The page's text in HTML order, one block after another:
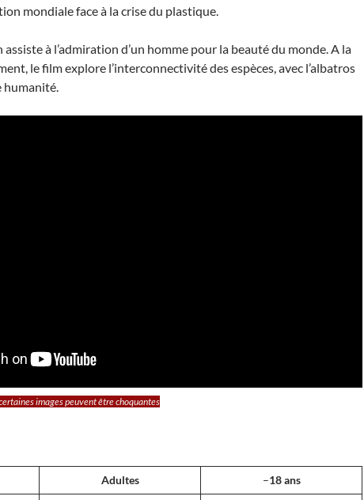
mondiale face à la crise du plastique.
à l’admiration d’un homme pour la beauté du monde. A la
le film explore l’interconnectivité des espèces, avec l’albatros
humanité.
images peuvent être choquantes
Adultes –18 ans